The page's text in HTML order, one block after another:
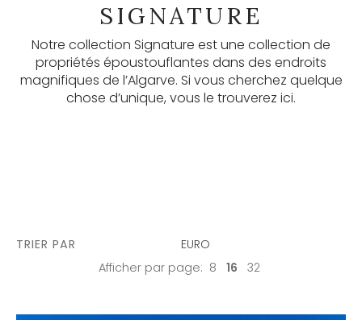
Nos newsletters permettent de savoir de
nombreuses informations utiles, les dernières listes.
Abonnez-vous ici.
S'ABONNER
SIGNATURE
Notre collection Signature est une collection de
propriétés époustouflantes dans des endroits
magnifiques de l’Algarve. Si vous cherchez quelque
chose d’unique, vous le trouverez ici.
TRIER PAR
EURO
Afficher par page: 8 16 32